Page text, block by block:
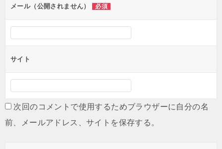
ンメール（公開されません） 必須
サイト
次回のコメントで使用するためブラウザーに自分の名
前、メールアドレス、サイトを保存する。